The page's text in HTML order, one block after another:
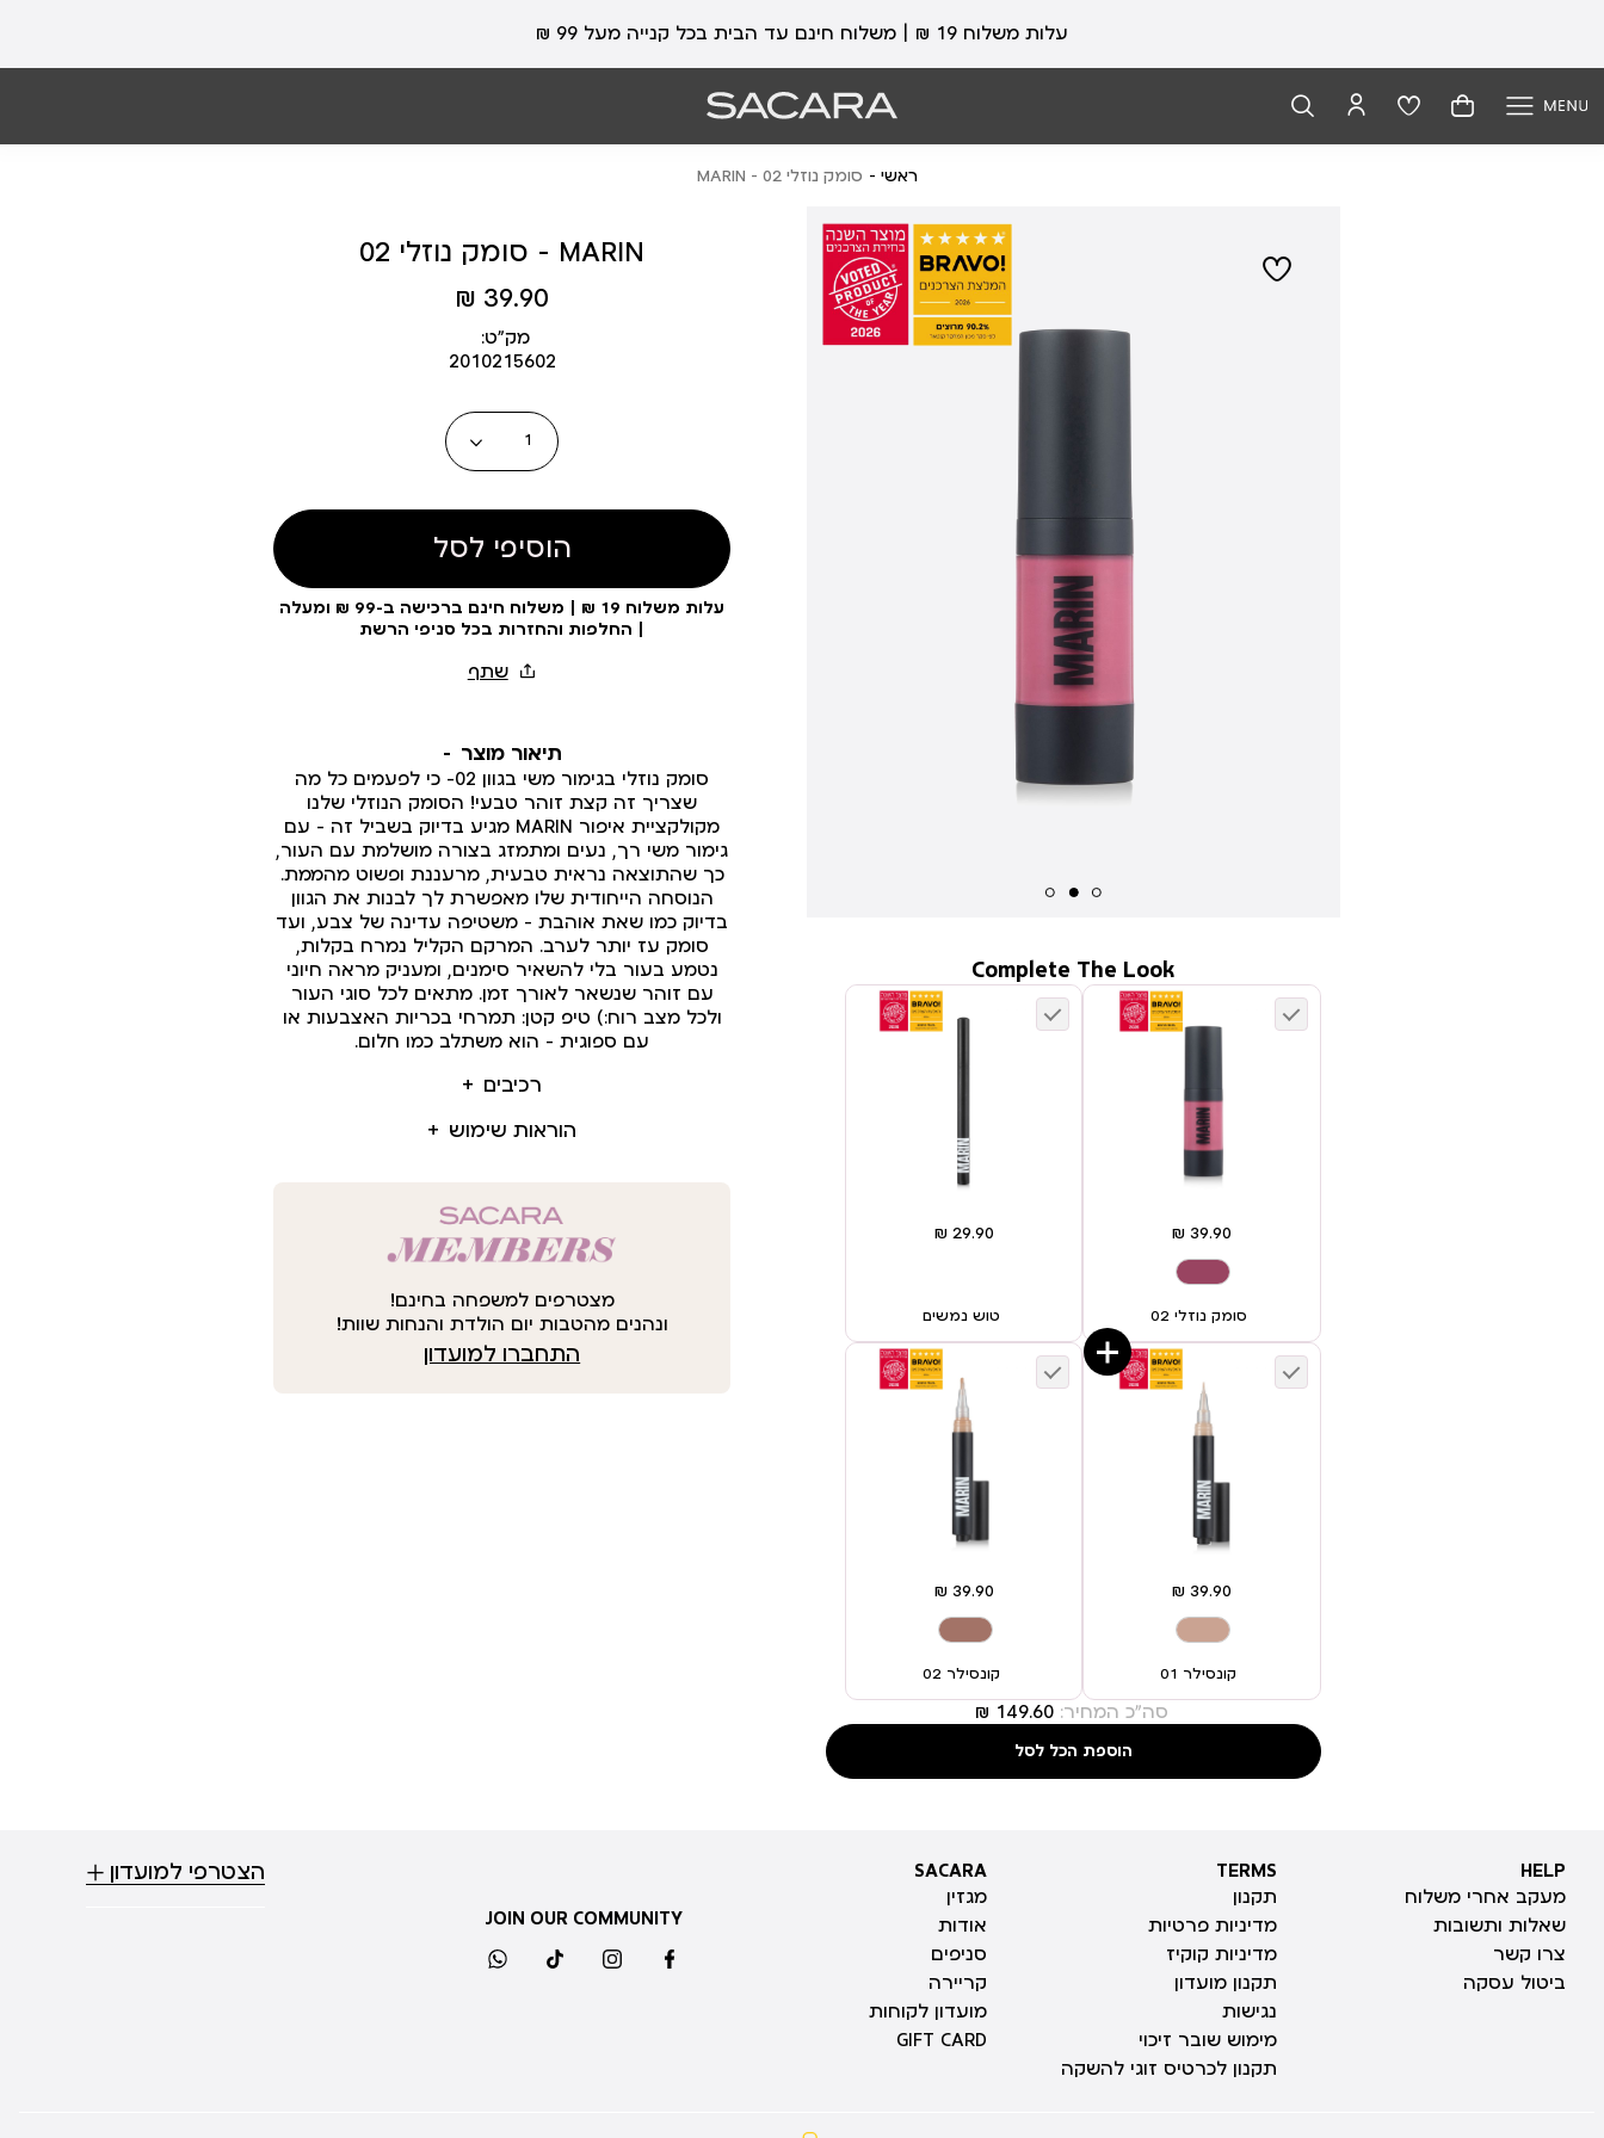
עלות משלוח 19 ₪ | משלוח חינם עד הבית בכל קנייה מעל 99 ₪
ראשי סומק נוזלי 02 - MARIN
סומק נוזלי 02 - MARIN
מחיר
מוצר
39.90 ₪
מק״ט:
2010215602
כמות
הוסיפי לסל
עלות משלוח 19 ₪ | משלוח חינם ברכישה ב-99 ₪ ומעלה
| החלפות והחזרות בכל סניפי הרשת
תיאור מוצר
רכיבים
הוראות שימוש
סומק נוזלי בגימור משי בגוון 02– כי לפעמים כל מה
שצריך זה קצת זוהר טבעי! הסומק הנוזלי שלנו
מקולקציית איפור MARIN מגיע בדיוק בשביל זה – עם
גימור משי רך, נעים ומתמזג בצורה מושלמת עם העור,
כך שהתוצאה נראית טבעית, מרעננת ופשוט מהממת.
הנוסחה הייחודית שלו מאפשרת לך לבנות את הגוון
בדיוק כמו שאת אוהבת – משטיפה עדינה של צבע, ועד
סומק עז יותר לערב. המרקם הקליל נמרח בקלות,
נטמע בעור בלי להשאיר סימנים, ומעניק מראה חיוני
עם זוהר שנשאר לאורך זמן. מתאים לכל סוגי העור
ולכל מצב רוח:) טיפ קטן: תמרחי בכריות האצבעות או
עם ספוגית – הוא משתלב כמו חלום.
מצטרפים למשפחה בחינם!
ונהנים מהטבות יום הולדת והנחות שוות!
התחברו למועדון
סומק נוזלי 02 טוש נמשים
קונסילר 01 קונסילר 02
Complete The Look
סה"כ המחיר: ‏149.60 ₪
הוספת הכל לסל
HELP
HELP
מעקב אחרי משלוח
שאלות ותשובות
צרו קשר
ביטול עסקה
TERMS
TERMS
תקנון
מדיניות פרטיות
מדיניות קוקיז
תקנון מועדון
נגישות
מימוש שובר זיכוי
תקנון לכרטיס זוגי להשקה
SACARA
SACARA
מגזין
אודות
סניפים
קריירה
מועדון לקוחות
GIFT CARD
JOIN OUR COMMUNITY
facebook
instagram
tiktok
whatsapp
הצטרפי למועדון